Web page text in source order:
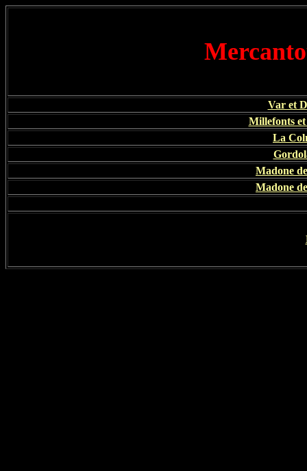
Var et
Millefonts
La
Madone
Madone